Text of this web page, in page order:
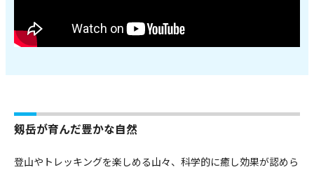
剱岳が育んだ豊かな自然
登山やトレッキングを楽しめる山々、科学的に癒し効果が認めら